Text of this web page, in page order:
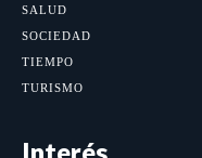
SALUD
SOCIEDAD
TIEMPO
TURISMO
Interés